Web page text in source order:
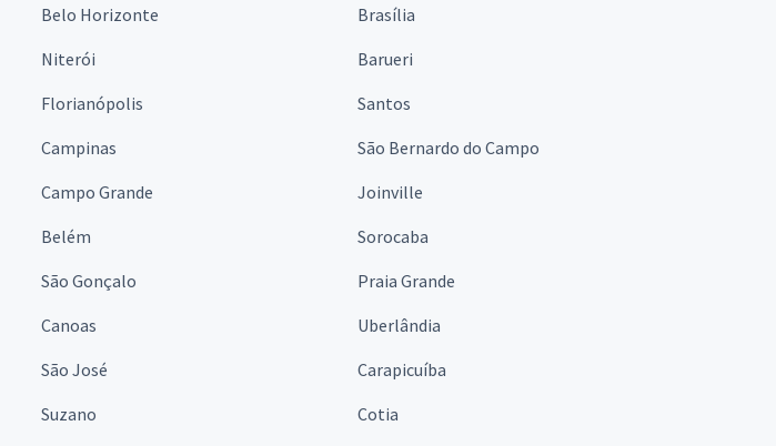
Belo Horizonte
Brasília
Niterói
Barueri
Florianópolis
Santos
Campinas
São Bernardo do Campo
Campo Grande
Joinville
Belém
Sorocaba
São Gonçalo
Praia Grande
Canoas
Uberlândia
São José
Carapicuíba
Suzano
Cotia